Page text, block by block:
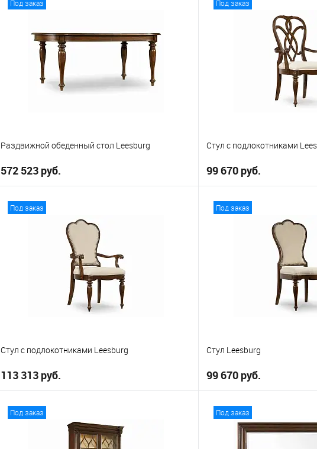
В избранное
Под заказ
Раздвижной обеденный стол Leesburg
572 523 руб.
Под заказ
Стул с подлокотниками
99 670 руб.
Под заказ
Стул с подлокотниками Leesburg
113 313 руб.
Под заказ
Стул Leesburg
99 670 руб.
Под заказ Под заказ